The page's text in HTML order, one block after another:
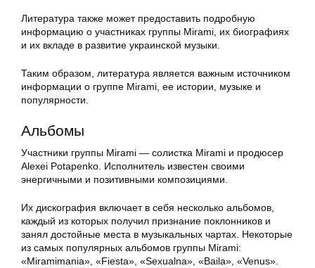
Литература также может предоставить подробную
информацию о участниках группы Mirami, их биографиях
и их вкладе в развитие украинской музыки.
Таким образом, литература является важным источником
информации о группе Mirami, ее истории, музыке и
популярности.
Альбомы
Участники группы Mirami — солистка Mirami и продюсер
Alexei Potapenko. Исполнитель известен своими
энергичными и позитивными композициями.
Их дискография включает в себя несколько альбомов,
каждый из которых получил признание поклонников и
занял достойные места в музыкальных чартах. Некоторые
из самых популярных альбомов группы Mirami:
«Miramimania», «Fiesta», «Sexualna», «Baila», «Venus».